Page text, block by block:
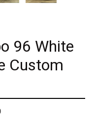
96 White
Custom